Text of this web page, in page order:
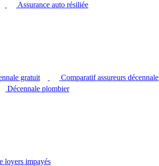
Assurance auto résiliée
gratuit
Comparatif assureurs décennale
Décennale plombier
loyers impayés